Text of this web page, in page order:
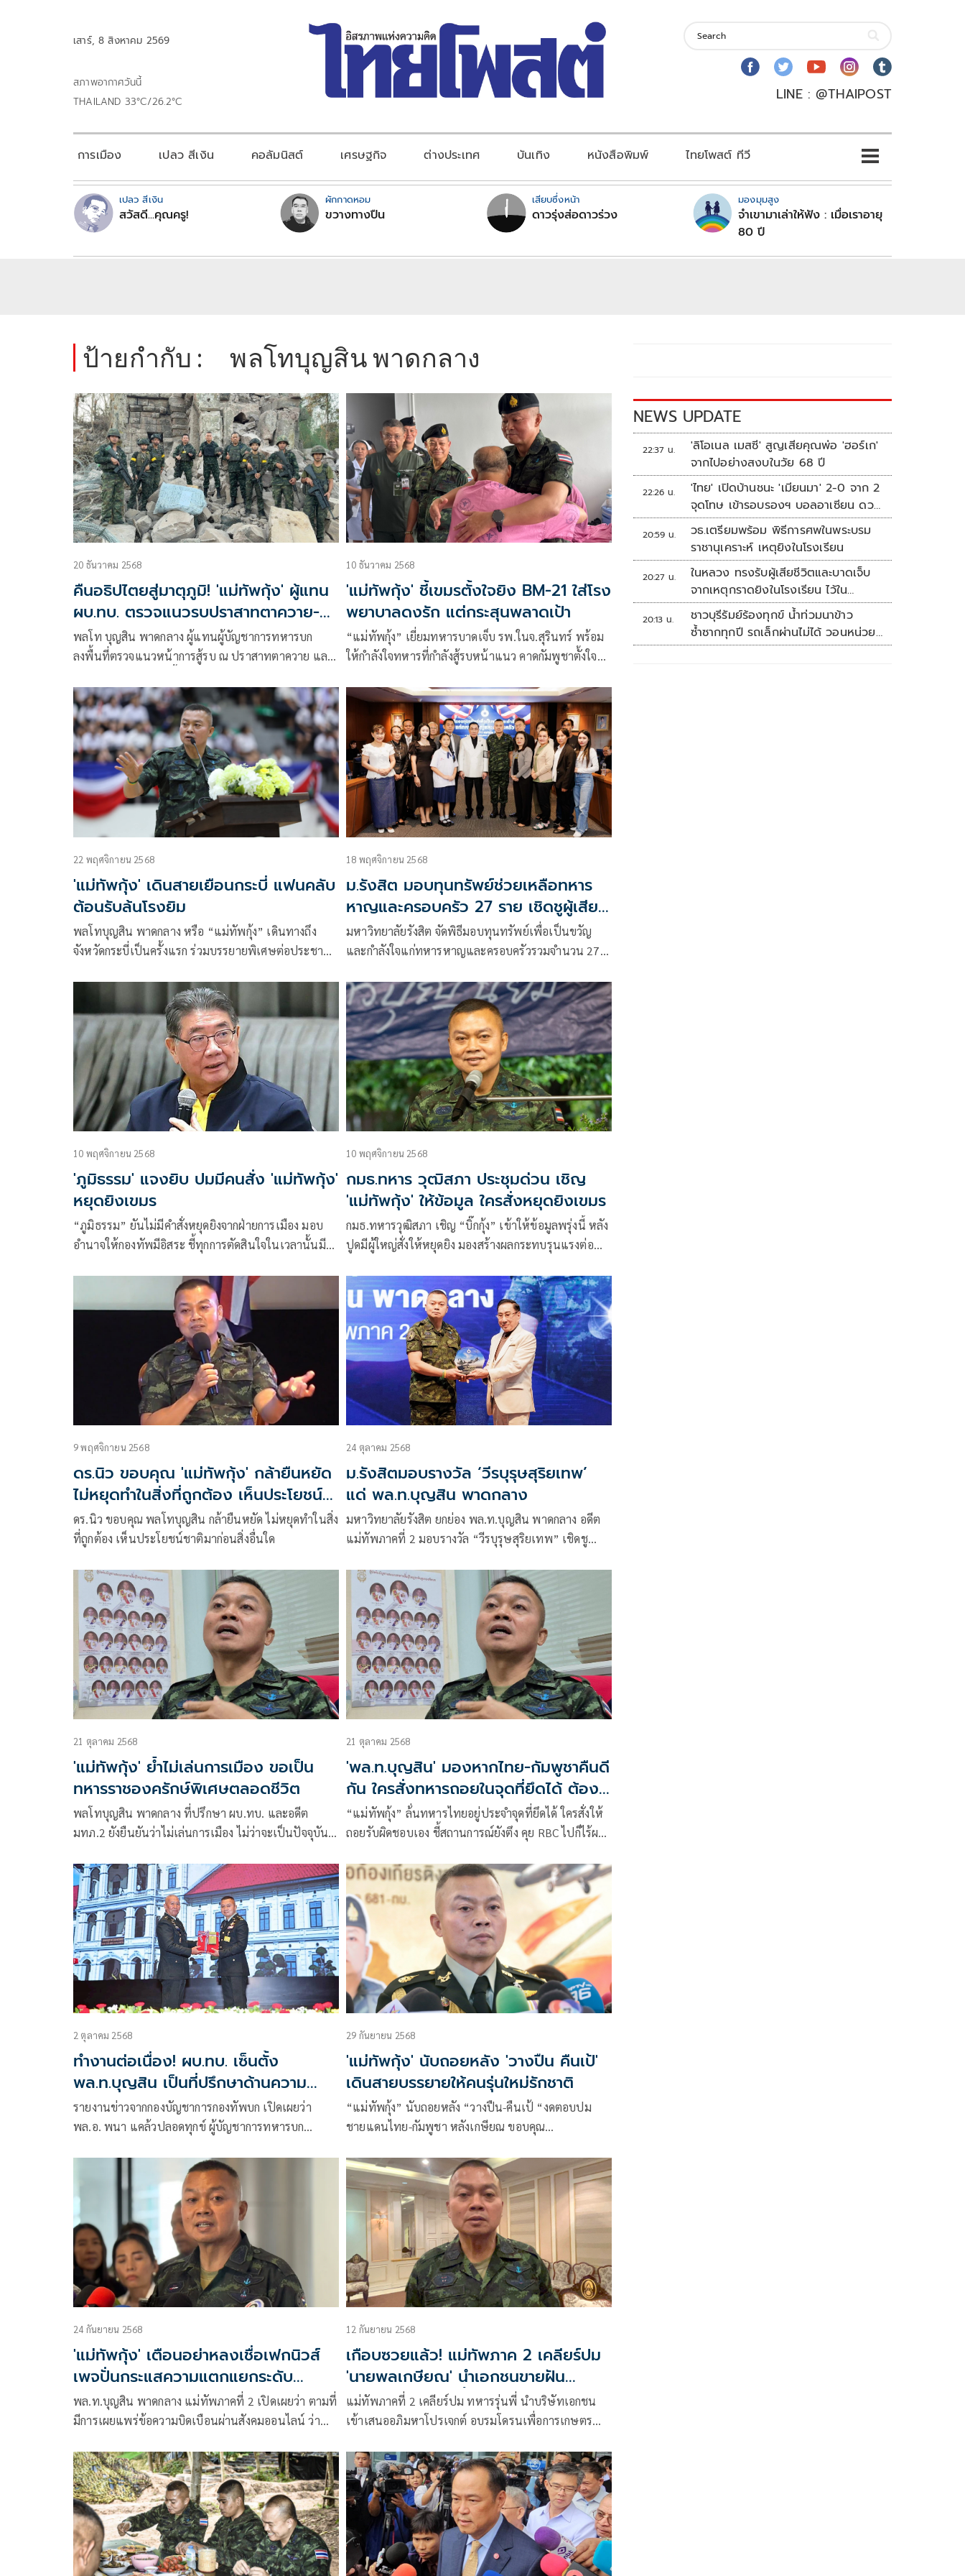
เสาร์, 8 สิงหาคม 2569
สภาพอากาศวันนี้
THAILAND 33°C/26.2°C
LINE : @THAIPOST
การเมือง เปลว สีเงิน คอลัมนิสต์ เศรษฐกิจ ต่างประเทศ บันเทิง หนังสือพิมพ์ ไทยโพสต์ ทีวี
เปลว สีเงิน
สวัสดี...คุณครู!
ผักกาดหอม
ขวางทางปืน
เสียบซึ่งหน้า
ดาวรุ่งส่อดาวร่วง
มองมุมสูง
จำเขามาเล่าให้ฟัง : เมื่อเราอายุ
80 ปี
ป้ายกำกับ : พลโทบุญสิน พาดกลาง
20 ธันวาคม 2568
คืนอธิปไตยสู่มาตุภูมิ! 'แม่ทัพกุ้ง' ผู้แทน
ผบ.ทบ. ตรวจแนวรบปราสาทตาควาย-
เนิน 350
พลโท บุญสิน พาดกลาง ผู้แทนผู้บัญชาการทหารบก
ลงพื้นที่ตรวจแนวหน้าการสู้รบ ณ ปราสาทตาควาย และ
สุรินทร์ เพื่อตรวจสภาพพื้นที่จริง หลังถูกใช้เป็นฐานที่มั่น
ของฝ่ายตรงข้าม พร้อมติดตามผลการปฏิบัติการที่กอง
กำลังไทยสามารถผลักดันผู้รุกรานและยึดคืนพื้นที่
อธิปไตยได้อย่างสมบูรณ์
10 ธันวาคม 2568
'แม่ทัพกุ้ง' ชี้เขมรตั้งใจยิง BM-21 ใส่โรง
พยาบาลดงรัก แต่กระสุนพลาดเป้า
“แม่ทัพกุ้ง” เยี่ยมทหารบาดเจ็บ รพ.ในจ.สุรินทร์ พร้อม
ให้กำลังใจทหารที่กำลังสู้รบหน้าแนว คาดกัมพูชาตั้งใจยิง
ผบ.ทบ. ลงพื้นที่ติดตามสถานการณ์ ทภ.1 -ทภ.2
22 พฤศจิกายน 2568
'แม่ทัพกุ้ง' เดินสายเยือนกระบี่ แฟนคลับ
ต้อนรับล้นโรงยิม
พลโทบุญสิน พาดกลาง หรือ “แม่ทัพกุ้ง” เดินทางถึง
จังหวัดกระบี่เป็นครั้งแรก ร่วมบรรยายพิเศษต่อประชา
18 พฤศจิกายน 2568
ม.รังสิต มอบทุนทรัพย์ช่วยเหลือทหาร
หาญและครอบครัว 27 ราย เชิดชูผู้เสีย
สละเพื่อชาติ
มหาวิทยาลัยรังสิต จัดพิธีมอบทุนทรัพย์เพื่อเป็นขวัญ
และกำลังใจแก่ทหารหาญและครอบครัวรวมจำนวน 27
10 พฤศจิกายน 2568
'ภูมิธรรม' แจงยิบ ปมมีคนสั่ง 'แม่ทัพกุ้ง'
หยุดยิงเขมร
“ภูมิธรรม” ยันไม่มีคำสั่งหยุดยิงจากฝ่ายการเมือง มอบ
อำนาจให้กองทัพมีอิสระ ชี้ทุกการตัดสินใจในเวลานั้นมี
รุนแรง ลดความสูญเสียของกำลังพล-ประชาชนตามแนว
ชายแดน
10 พฤศจิกายน 2568
กมธ.ทหาร วุฒิสภา ประชุมด่วน เชิญ
'แม่ทัพกุ้ง' ให้ข้อมูล ใครสั่งหยุดยิงเขมร
กมธ.ทหารวุฒิสภา เชิญ “บิ๊กกุ้ง” เข้าให้ข้อมูลพรุ่งนี้ หลัง
ปูดมีผู้ใหญ่สั่งให้หยุดยิง มองสร้างผลกระทบรุนแรงต่อ
9 พฤศจิกายน 2568
ดร.นิว ขอบคุณ 'แม่ทัพกุ้ง' กล้ายืนหยัด
ไม่หยุดทำในสิ่งที่ถูกต้อง เห็นประโยชน์
ชาติมาก่อนสิ่งอื่นใด
ดร.นิว ขอบคุณ พลโทบุญสิน กล้ายืนหยัด ไม่หยุดทำในสิ่ง
ที่ถูกต้อง เห็นประโยชน์ชาติมาก่อนสิ่งอื่นใด
24 ตุลาคม 2568
ม.รังสิตมอบรางวัล ‘วีรบุรุษสุริยเทพ’
แด่ พล.ท.บุญสิน พาดกลาง
มหาวิทยาลัยรังสิต ยกย่อง พล.ท.บุญสิน พาดกลาง อดีต
แม่ทัพภาคที่ 2 มอบรางวัล “วีรบุรุษสุริยเทพ” เชิดชู
ด้วยคุณธรรม ความสัตย์ซื่อ และจิตวิญญาณของผู้นำ
21 ตุลาคม 2568
'แม่ทัพกุ้ง' ย้ำไม่เล่นการเมือง ขอเป็น
ทหารราชองครักษ์พิเศษตลอดชีวิต
พลโทบุญสิน พาดกลาง ที่ปรึกษา ผบ.ทบ. และอดีต
มทภ.2 ยังยืนยันว่าไม่เล่นการเมือง ไม่ว่าจะเป็นปัจจุบัน
ระบุเอาไว้ ต้องเป็นกลางทางการเมือง ขอรับใช้ไปตลอด
ชีวิต ยืนยันว่าไม่ใช่การตัดสินใจยาก
21 ตุลาคม 2568
'พล.ท.บุญสิน' มองหากไทย-กัมพูชาคืนดี
กัน ใครสั่งทหารถอยในจุดที่ยึดได้ ต้อง
รับผิดชอบเอง
“แม่ทัพกุ้ง” ล้่นทหารไทยอยู่ประจำจุดที่ยึดได้ ใครสั่งให้
ถอยรับผิดชอบเอง ชี้สถานการณ์ยังตึง คุย RBC ไปก็ไร้ผล
เดือน
2 ตุลาคม 2568
ทำงานต่อเนื่อง! ผบ.ทบ. เซ็นตั้ง
พล.ท.บุญสิน เป็นที่ปรึกษาด้านความ
มั่นคง
รายงานข่าวจากกองบัญชาการกองทัพบก เปิดเผยว่า
พล.อ. พนา แคล้วปลอดทุกข์ ผู้บัญชาการทหารบก
29 กันยายน 2568
'แม่ทัพกุ้ง' นับถอยหลัง 'วางปืน คืนเป้'
เดินสายบรรยายให้คนรุ่นใหม่รักชาติ
“แม่ทัพกุ้ง” นับถอยหลัง “วางปืน-คืนเป้ “งดตอบปม
ชายแดนไทย-กัมพูชา หลังเกษียณ ขอบคุณ
กิตติมศักดิ์ สาขาวิศวกรรมเครื่องกล
24 กันยายน 2568
'แม่ทัพกุ้ง' เตือนอย่าหลงเชื่อเฟกนิวส์
เพจปั่นกระแสความแตกแยกระดับ
นโยบายกับฝ่ายปฏิบัติ
พล.ท.บุญสิน พาดกลาง แม่ทัพภาคที่ 2 เปิดเผยว่า ตามที่
มีการเผยแพร่ข้อความบิดเบือนผ่านสังคมออนไลน์ ว่า
12 กันยายน 2568
เกือบซวยแล้ว! แม่ทัพภาค 2 เคลียร์ปม
'นายพลเกษียณ' นำเอกชนขายฝัน
กองทัพ ระดมทุนซื้อโดรนเกษตร 1 ล้าน
ลำ
แม่ทัพภาคที่ 2 เคลียร์ปม ทหารรุ่นพี่ นำบริษัทเอกชน
เข้าเสนออภิมหาโปรเจกต์ อบรมโดรนเพื่อการเกษตร
NEWS UPDATE
22:37 น.
'ลิโอเนล เมสซี' สูญเสียคุณพ่อ 'ฮอร์เก'
จากไปอย่างสงบในวัย 68 ปี
22:26 น.
'ไทย' เปิดบ้านชนะ 'เมียนมา' 2-0 จาก 2
จุดโทษ เข้ารอบรองฯ บอลอาเซียน ดวล
'สิงคโปร์'
20:59 น.
วธ.เตรียมพร้อม พิธีการศพในพระบรม
ราชานุเคราะห์ เหตุยิงในโรงเรียน
20:27 น.
ในหลวง ทรงรับผู้เสียชีวิตและบาดเจ็บ
จากเหตุกราดยิงในโรงเรียน ไว้ใน
พระบรมราชานุเคราะห์
20:13 น.
ชาวบุรีรัมย์ร้องทุกข์ น้ำท่วมนาข้าว
ซ้ำซากทุกปี รถเล็กผ่านไม่ได้ วอนหน่วย
งานเร่งแก้ไข